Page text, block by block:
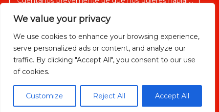
We value your privacy
We use cookies to enhance your browsing experience,
serve personalized ads or content, and analyze our
traffic. By clicking "Accept All", you consent to our use
of cookies.
Customize Reject All Accept All
He leido y acepto la política de privacidad
ENVIAR